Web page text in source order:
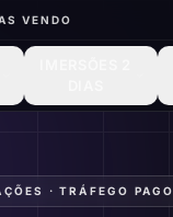
VENDO
· TRÁFEGO PAGO